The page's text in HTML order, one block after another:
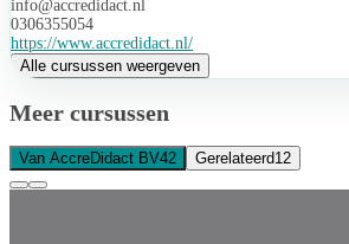
info@accredidact.nl
0306355054
https://www.accredidact.nl/
Alle cursussen weergeven
Meer cursussen
Van AccreDidact BV42 Gerelateerd12